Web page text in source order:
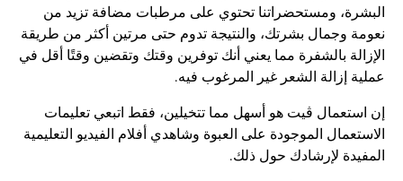
البشرة، ومستحضراتنا تحتوي على مرطبات مضافة تزيد من
نعومة وجمال بشرتك، والنتيجة تدوم حتى مرتين أكثر من طريقة
الإزالة بالشفرة مما يعني أنك توفرين وقتك وتقضين وقتًا أقل في
عملية إزالة الشعر غير المرغوب فيه.
إن استعمال ڤيت هو أسهل مما تتخيلين، فقط اتبعي تعليمات
الاستعمال الموجودة على العبوة وشاهدي أفلام الفيديو التعليمية
المفيدة لإرشادك حول ذلك.